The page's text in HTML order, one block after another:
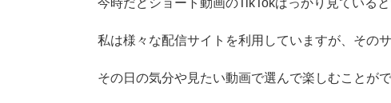
今時だどショート動画のTikTokばっかり見ている
私は様々な配信サイトを利用していますが、その
その日の気分や見たい動画で選んで楽しむことが